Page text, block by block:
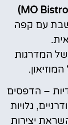
עם קפה
המדרגות
– הדפסים
גלויות
יצירות